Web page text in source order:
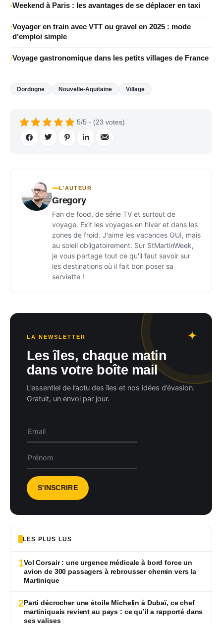
Weekend à Paris : les avantages de se déplacer en taxi
Voyager en train avec VTT ou gravel en 2025 : mode
d’emploi simple
Voyage gastronomique dans les petits villages de France
Dordogne Nouvelle-Aquitaine Village
5/5 - (23 votes)
L’AUTEUR
Gregory
Fan de food, de série TV et surtout de
voyage. Exit les voyages en hiver et dans les
zones de froid. J'aime les vacances OUI, mais
au soleil obligatoirement. Sur StMartinWeek,
je vous partage tout ce qu'il faut savoir sur
les destinations où il fait bon poser sa
serviette !
LA NEWSLETTER
Les îles, chaque matin
dans votre boîte mail
L’essentiel de l’actu des îles et nos idées d’évasion.
Gratuit, un envoi par jour.
LES PLUS LUS
1Vol Corsair : une urgence médicale à bord force un
avion de 300 passagers à rebrousser chemin vers la
Martinique
2Parti décrocher une étoile Michelin à Dubaï, ce chef
martiniquais revient au pays : ce qu’il a rapporté dans
ses valises